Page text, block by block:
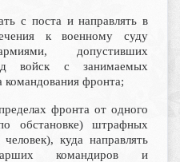
с поста и направлять в
к военному суду
допустивших
войск с занимаемых
командования фронта;
фронта от одного
обстановке) штрафных
куда направлять
командиров и